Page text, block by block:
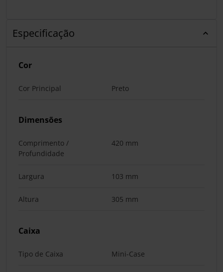
Especificação
Cor
Cor Principal Preto
Dimensões
Comprimento /
Profundidade
420 mm
Largura 103 mm
Altura 305 mm
Caixa
Tipo de Caixa Mini-Case